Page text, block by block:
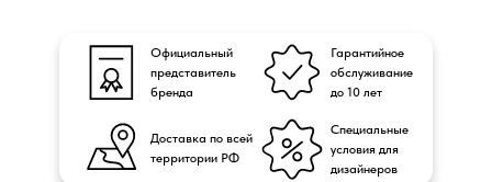
Официальный
представитель
бренда
Доставка по всей
территории РФ
Гарантийное
обслуживание
до 10 лет
Специальные
условия для
дизайнеров